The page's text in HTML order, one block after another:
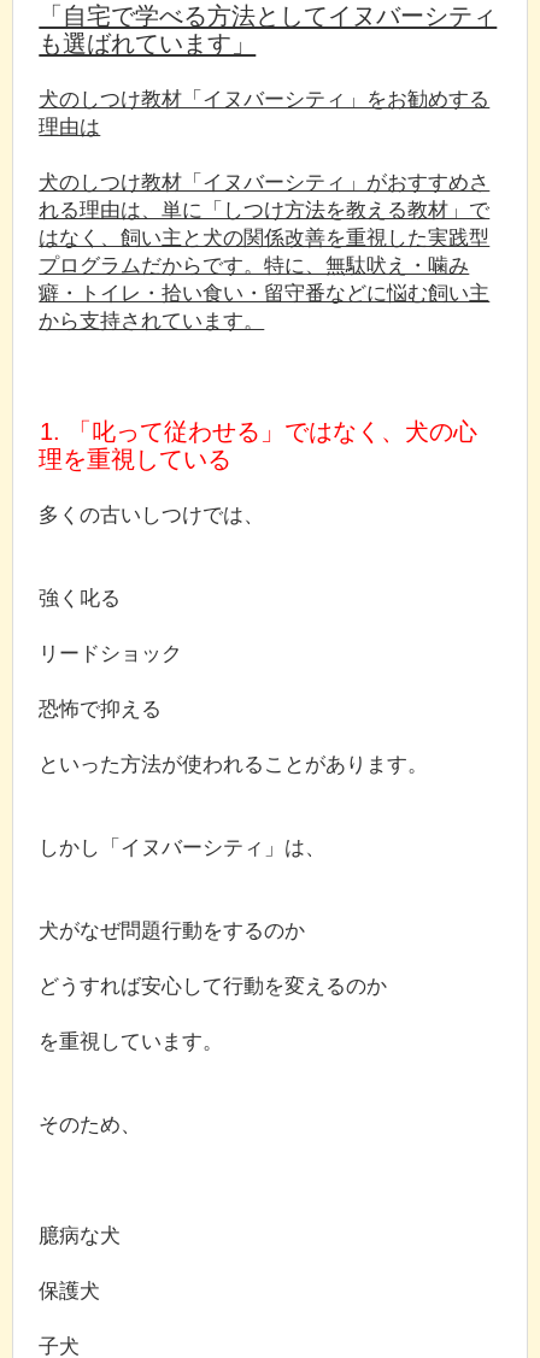
「自宅で学べる方法としてイヌバーシティ
も選ばれています」
犬のしつけ教材「イヌバーシティ」をお勧めする
理由は
犬のしつけ教材「イヌバーシティ」がおすすめさ
れる理由は、単に「しつけ方法を教える教材」で
はなく、飼い主と犬の関係改善を重視した実践型
プログラムだからです。特に、無駄吠え・噛み
癖・トイレ・拾い食い・留守番などに悩む飼い主
から支持されています。
1. 「叱って従わせる」ではなく、犬の心
理を重視している
多くの古いしつけでは、
強く叱る
リードショック
恐怖で抑える
といった方法が使われることがあります。
しかし「イヌバーシティ」は、
犬がなぜ問題行動をするのか
どうすれば安心して行動を変えるのか
を重視しています。
そのため、
臆病な犬
保護犬
子犬